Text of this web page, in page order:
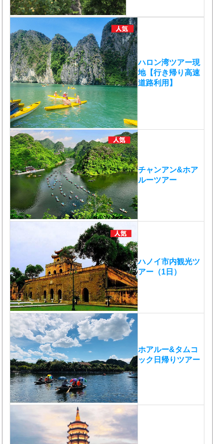
ハロン湾ツアー現
地【行き帰り高速
道路利用】
チャンアン&ホア
ルーツアー
ハノイ市内観光ツ
アー（1日）
ホアルー&タムコ
ック日帰りツアー